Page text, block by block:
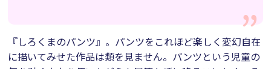
『しろくまのパンツ』。パンツをこれほど楽しく変幻自在
に描いてみせた作品は類を見ません。パンツという児童の